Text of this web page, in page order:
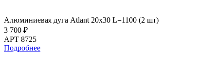
Алюминиевая дуга Atlant 20х30 L=1100 (2 шт)
3 700 ₽
АРТ 8725
Подробнее